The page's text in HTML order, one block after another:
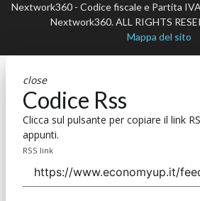
Nextwork360 - Codice fiscale e Partita
Nextwork360. ALL RIGHTS
Mappa del sito
close
Codice Rss
Clicca sul pulsante per copiare il link
appunti.
RSS link